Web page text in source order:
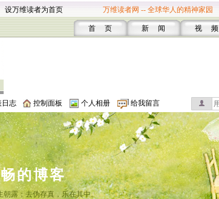
设万维读者为首页 万维读者网 -- 全球华人的精神家园
首 页 新 闻 视 频
日志 控制面板 个人相册 给我留言
的博客
朝露；去伪存真，乐在其中。